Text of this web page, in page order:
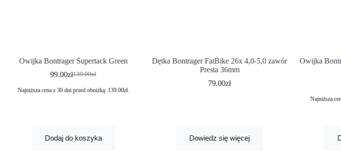
Owijka Bontrager Supertack Green
139.00zł
99.00zł
Najniższa cena z 30 dni przed obniżką: 139.00zł.
Dodaj do koszyka
Dętka Bontrager FatBike 26x 4,0-5,0 zawór
Presta 36mm
79.00zł
Dowiedz się więcej
Owijka
Najniższa